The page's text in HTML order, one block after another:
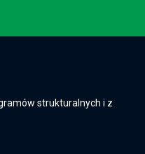
strukturalnych i z